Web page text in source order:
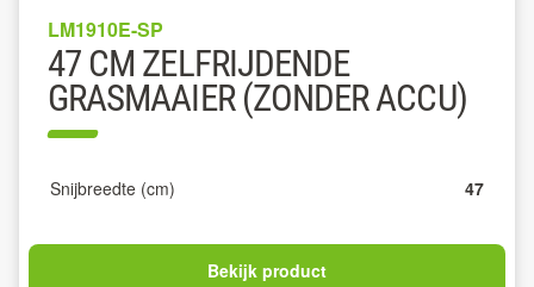
LM1910E-SP
47 CM ZELFRIJDENDE
GRASMAAIER (ZONDER ACCU)
Snijbreedte (cm) 47
Bekijk product